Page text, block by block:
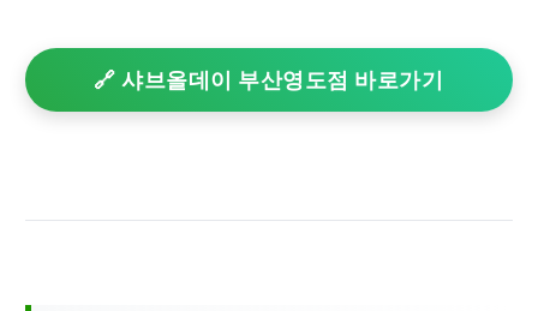
🔗 샤브올데이 부산영도점 바로가기